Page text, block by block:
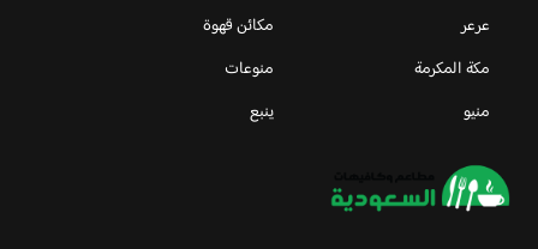
عرعر
مكائن قهوة
مكة المكرمة
منوعات
منيو
ينبع